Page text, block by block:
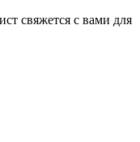
свяжется с вами для